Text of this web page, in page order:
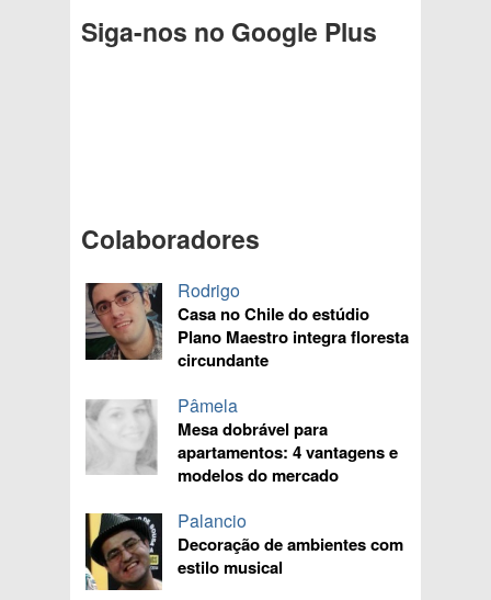
Siga-nos no Google Plus
Colaboradores
Rodrigo
Casa no Chile do estúdio
Plano Maestro integra floresta
circundante
Pâmela
Mesa dobrável para
apartamentos: 4 vantagens e
modelos do mercado
Palancio
Decoração de ambientes com
estilo musical